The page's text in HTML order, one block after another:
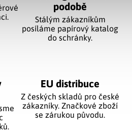
podobě
Stálým zákazníkům
posíláme papírový katalog
do schránky.
EU distribuce
Z českých skladů pro české
zákazníky. Značkové zboží
se zárukou původu.